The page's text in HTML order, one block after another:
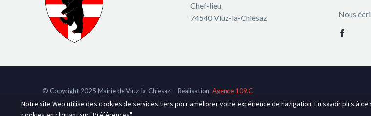
Chef-lieu
74540 Viuz-la-Chiésaz
Nous
© Copyright 2025 Mairie de Viuz-la-Chiesaz – Réalisation Agence 109.C
Hot-Chili_Pepper
Notre site Web utilise des cookies de services tiers pour améliorer votre expérience de navigation. En savoir plus à